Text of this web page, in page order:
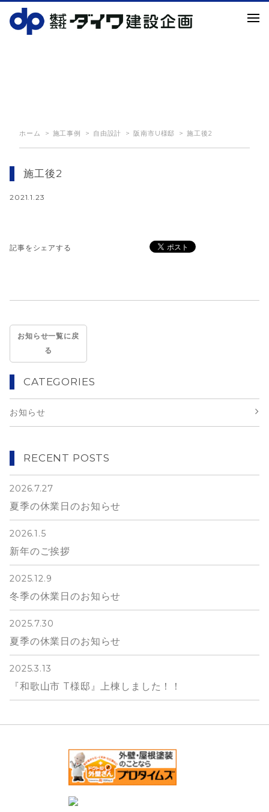
ホーム 施工事例 自由設計 阪南市U様邸 施工後2
施工後2
2021.1.23
記事をシェアする
お知らせ一覧に戻
る
CATEGORIES
お知らせ
RECENT POSTS
2026.7.27
夏季の休業日のお知らせ
2026.1.5
新年のご挨拶
2025.12.9
冬季の休業日のお知らせ
2025.7.30
夏季の休業日のお知らせ
2025.3.13
『和歌山市 T様邸』上棟しました！！